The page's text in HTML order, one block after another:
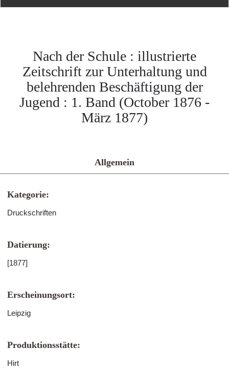
Nach der Schule : illustrierte
Zeitschrift zur Unterhaltung und
belehrenden Beschäftigung der
Jugend : 1. Band (October 1876 -
März 1877)
Allgemein
Kategorie:
Druckschriften
Datierung:
[1877]
Erscheinungsort:
Leipzig
Produktionsstätte:
Hirt